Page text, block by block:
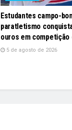
Estudantes campo-
paratletismo
ouros em competição
5 de agosto de 2026